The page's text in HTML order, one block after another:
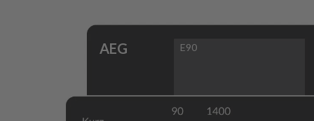
AEG E90